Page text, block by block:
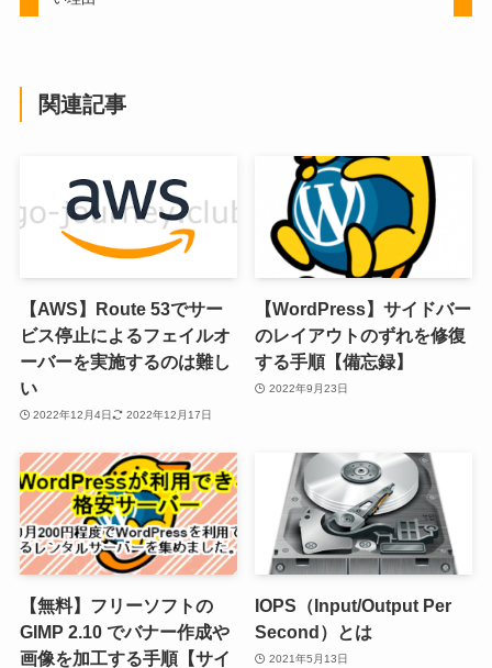
関連記事
【AWS】Route 53でサー
ビス停止によるフェイルオ
ーバーを実施するのは難し
い
2022年12月4日 2022年12月17日
【WordPress】サイドバー
のレイアウトのずれを修復
する手順【備忘録】
2022年9月23日
【無料】フリーソフトの
GIMP 2.10 でバナー作成や
画像を加工する手順【サイ
IOPS（Input/Output Per
Second）とは
2021年5月13日